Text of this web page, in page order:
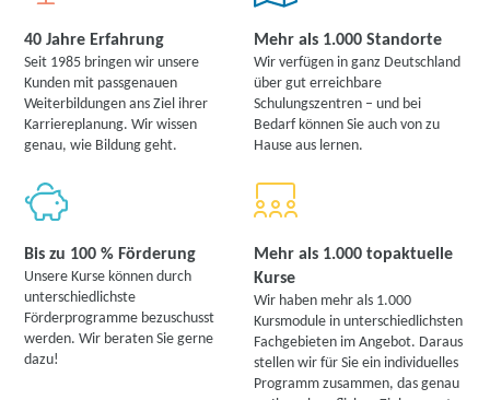
40 Jahre Erfahrung
Seit 1985 bringen wir unsere
Kunden mit passgenauen
Weiterbildungen ans Ziel ihrer
Karriereplanung. Wir wissen
genau, wie Bildung geht.
Mehr als 1.000 Standorte
Wir verfügen in ganz Deutschland
über gut erreichbare
Schulungszentren – und bei
Bedarf können Sie auch von zu
Hause aus lernen.
Bis zu 100 % Förderung
Unsere Kurse können durch
unterschiedlichste
Förderprogramme bezuschusst
werden. Wir beraten Sie gerne
dazu!
Mehr als 1.000 topaktuelle
Kurse
Wir haben mehr als 1.000
Kursmodule in unterschiedlichsten
Fachgebieten im Angebot. Daraus
stellen wir für Sie ein individuelles
Programm zusammen, das genau